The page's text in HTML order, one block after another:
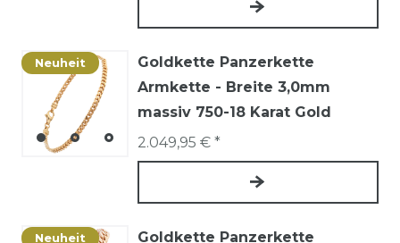
Neuheit
Goldkette Panzerkette
Armkette - Breite 3,0mm
massiv 750-18 Karat Gold
2.049,95 € *
Neuheit
Goldkette Panzerkette